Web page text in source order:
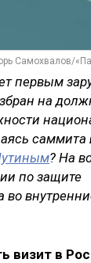
Самохвалов/
первым
на
? На
по защите
во
визит в